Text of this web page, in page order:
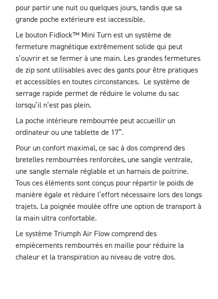
pour partir une nuit ou quelques jours, tandis que sa
grande poche extérieure est iaccessible.
Le bouton Fidlock™ Mini Turn est un système de
fermeture magnétique extrêmement solide qui peut
s’ouvrir et se fermer à une main. Les grandes fermetures
de zip sont utilisables avec des gants pour être pratiques
et accessibles en toutes circonstances.  Le système de
serrage rapide permet de réduire le volume du sac
lorsqu’il n’est pas plein.
La poche intérieure rembourrée peut accueillir un
ordinateur ou une tablette de 17”.
Pour un confort maximal, ce sac à dos comprend des
bretelles rembourrées renforcées, une sangle ventrale,
une sangle sternale réglable et un harnais de poitrine.
Tous ces éléments sont conçus pour répartir le poids de
manière égale et réduire l’effort nécessaire lors des longs
trajets. La poignée moulée offre une option de transport à
la main ultra confortable.
Le système Triumph Air Flow comprend des
empiècements rembourrés en maille pour réduire la
chaleur et la transpiration au niveau de votre dos.